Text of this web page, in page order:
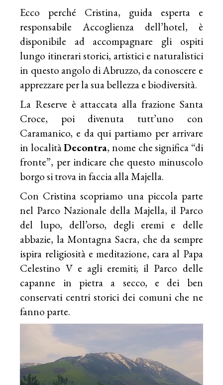
Ecco perché Cristina, guida esperta e
responsabile Accoglienza dell’hotel, è
disponibile ad accompagnare gli ospiti
lungo itinerari storici, artistici e naturalistici
in questo angolo di Abruzzo, da conoscere e
apprezzare per la sua bellezza e biodiversità.
La Reserve è attaccata alla frazione Santa
Croce, poi divenuta tutt’uno con
Caramanico, e da qui partiamo per arrivare
in localitàDecontra, nome che significa “di
fronte”, per indicare che questo minuscolo
borgo si trova in faccia alla Majella.
Con Cristina scopriamo una piccola parte
nel Parco Nazionale della Majella, il Parco
del lupo, dell’orso, degli eremi e delle
abbazie, la Montagna Sacra, che da sempre
ispira religiosità e meditazione, cara al Papa
Celestino V e agli eremiti; il Parco delle
capanne in pietra a secco, e dei ben
conservati centri storici dei comuni che ne
fanno parte.